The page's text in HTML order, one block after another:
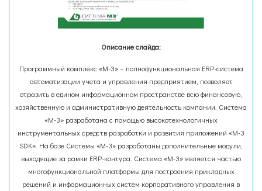
Описание слайда:
Программный комплекс «М-3» – полнофункциональная ERP-система
автоматизации учета и управления предприятием, позволяет
отразить в едином информационном пространстве всю финансовую,
хозяйственную и административную деятельность компании. Система
«М-3» разработана с помощью высокотехнологичных
инструментальных средств разработки и развития приложений «М-3
SDK». На базе Системы «М-3» разработаны дополнительные модули,
выходящие за рамки ERP-контура. Система «М-3» является частью
многофункциональной платформы для построения прикладных
решений и информационных систем корпоративного управления в